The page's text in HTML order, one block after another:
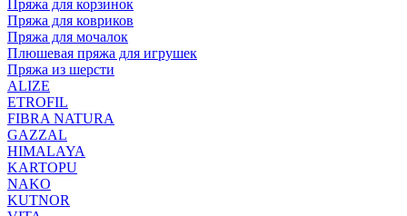
Пряжа для корзинок
Пряжа для ковриков
Пряжа для мочалок
Плюшевая пряжа для игрушек
Пряжа из шерсти
ALIZE
ETROFIL
FIBRA NATURA
GAZZAL
HIMALAYA
KARTOPU
NAKO
KUTNOR